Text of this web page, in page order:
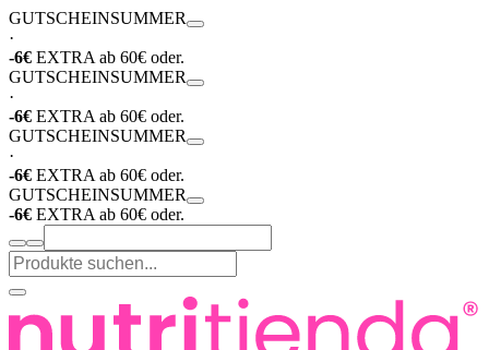
GUTSCHEINSUMMER
·
-6€ EXTRA ab 60€ oder.
GUTSCHEINSUMMER
·
-6€ EXTRA ab 60€ oder.
GUTSCHEINSUMMER
·
-6€ EXTRA ab 60€ oder.
GUTSCHEINSUMMER
-6€ EXTRA ab 60€ oder.